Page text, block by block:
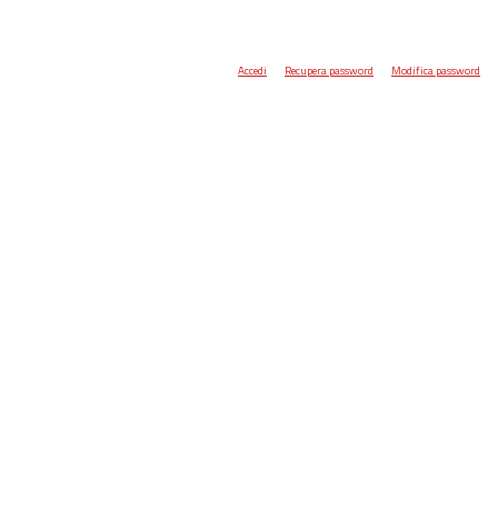
Accedi Recupera password Modifica password